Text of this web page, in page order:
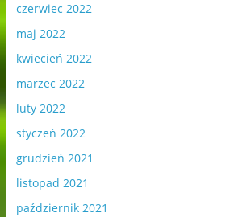
czerwiec 2022
maj 2022
kwiecień 2022
marzec 2022
luty 2022
styczeń 2022
grudzień 2021
listopad 2021
październik 2021